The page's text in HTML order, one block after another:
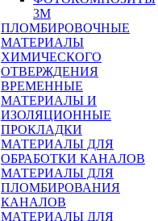
3М
ПЛОМБИРОВОЧНЫЕ
МАТЕРИАЛЫ
ХИМИЧЕСКОГО
ОТВЕРЖДЕНИЯ
ВРЕМЕННЫЕ
МАТЕРИАЛЫ И
ИЗОЛЯЦИОННЫЕ
ПРОКЛАДКИ
МАТЕРИАЛЫ ДЛЯ
ОБРАБОТКИ КАНАЛОВ
МАТЕРИАЛЫ ДЛЯ
ПЛОМБИРОВАНИЯ
КАНАЛОВ
МАТЕРИАЛЫ ДЛЯ